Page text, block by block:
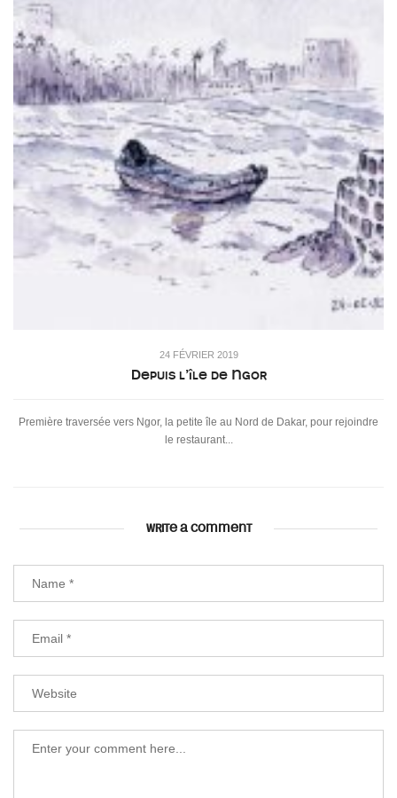
24 FÉVRIER 2019
Depuis l’île de Ngor
Première traversée vers Ngor, la petite île au Nord de Dakar, pour rejoindre
le restaurant...
WRITE A COMMENT